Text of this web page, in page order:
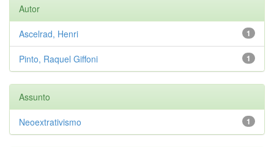
Autor
1
Ascelrad, Henri
1
Pinto, Raquel Giffoni
Assunto
1
Neoextrativismo